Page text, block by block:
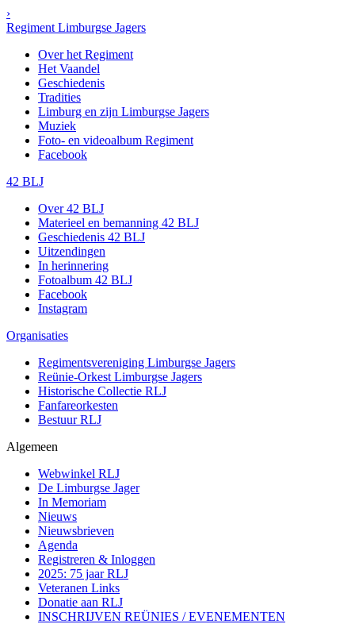
›
Regiment Limburgse Jagers
Over het Regiment
Het Vaandel
Geschiedenis
Tradities
Limburg en zijn Limburgse Jagers
Muziek
Foto- en videoalbum Regiment
Facebook
42 BLJ
Over 42 BLJ
Materieel en bemanning 42 BLJ
Geschiedenis 42 BLJ
Uitzendingen
In herinnering
Fotoalbum 42 BLJ
Facebook
Instagram
Organisaties
Regimentsvereniging Limburgse Jagers
Reünie-Orkest Limburgse Jagers
Historische Collectie RLJ
Fanfareorkesten
Bestuur RLJ
Algemeen
Webwinkel RLJ
De Limburgse Jager
In Memoriam
Nieuws
Nieuwsbrieven
Agenda
Registreren & Inloggen
2025: 75 jaar RLJ
Veteranen Links
Donatie aan RLJ
INSCHRIJVEN REÜNIES / EVENEMENTEN